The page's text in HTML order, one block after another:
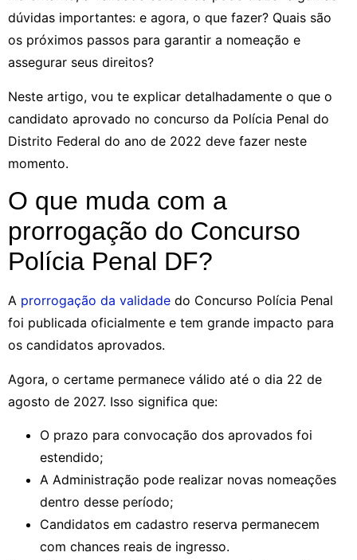
dúvidas importantes: e agora, o que fazer? Quais são
os próximos passos para garantir a nomeação e
assegurar seus direitos?
Neste artigo, vou te explicar detalhadamente o que o
candidato aprovado no concurso da Polícia Penal do
Distrito Federal do ano de 2022 deve fazer neste
momento.
O que muda com a
prorrogação do Concurso
Polícia Penal DF?
A prorrogação da validade do Concurso Polícia Penal
foi publicada oficialmente e tem grande impacto para
os candidatos aprovados.
Agora, o certame permanece válido até o dia 22 de
agosto de 2027. Isso significa que:
O prazo para convocação dos aprovados foi
estendido;
A Administração pode realizar novas nomeações
dentro desse período;
Candidatos em cadastro reserva permanecem
com chances reais de ingresso.